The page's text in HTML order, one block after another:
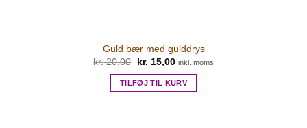
Guld bær med gulddrys
kr.20,00
Den
pris
var:
kr. 15,00Den
pris
er:
inkl. moms
TILFØJ TIL KURV